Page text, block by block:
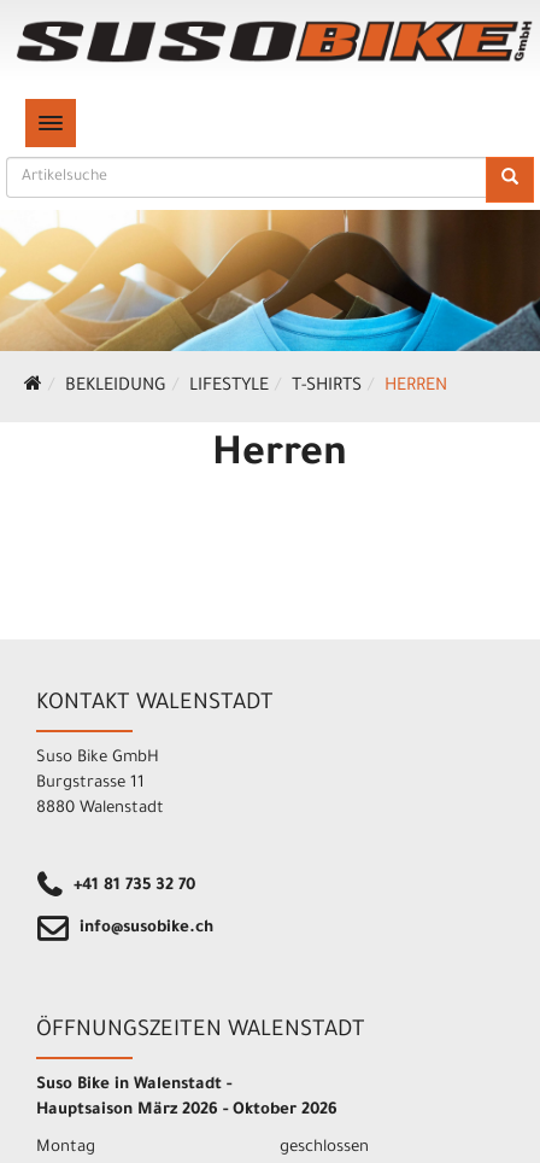
TOGGLE NAVIGATION
BEKLEIDUNG LIFESTYLE T-SHIRTS HERREN
Herren
KONTAKT WALENSTADT
Suso Bike GmbH
Burgstrasse 11
8880 Walenstadt
+41 81 735 32 70
info@susobike.ch
ÖFFNUNGSZEITEN WALENSTADT
Suso Bike in Walenstadt -
Hauptsaison März 2026 - Oktober 2026
Montag
geschlossen